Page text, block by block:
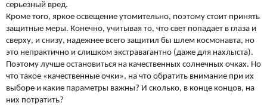
серьезный вред.
Кроме того, яркое освещение утомительно, поэтому стоит принять
защитные меры. Конечно, учитывая то, что свет попадает в глаза и
сверху, и снизу, надежнее всего защитил бы шлем космонавта, но
это непрактично и слишком экстравагантно (даже для нахлыста).
Поэтому лучше остановиться на качественных солнечных очках. Но
что такое «качественные очки», на что обратить внимание при их
выборе и какие параметры важны? И сколько, в конце концов, на
них потратить?